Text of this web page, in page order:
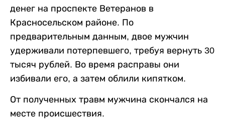
денег на проспекте Ветеранов в
Красносельском районе. По
предварительным данным, двое мужчин
удерживали потерпевшего, требуя вернуть 30
тысяч рублей. Во время расправы они
избивали его, а затем облили кипятком.
От полученных травм мужчина скончался на
месте происшествия.